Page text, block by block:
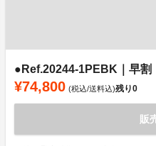
●Ref.20244-1PEBK｜早割
¥74,800 (税込/送料込)残り0
販